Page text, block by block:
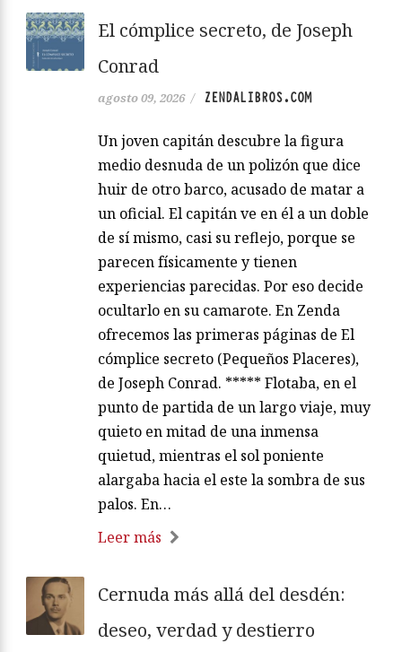
El cómplice secreto, de Joseph
Conrad
agosto 09, 2026 / ZENDALIBROS.COM
Un joven capitán descubre la figura
medio desnuda de un polizón que dice
huir de otro barco, acusado de matar a
un oficial. El capitán ve en él a un doble
de sí mismo, casi su reflejo, porque se
parecen físicamente y tienen
experiencias parecidas. Por eso decide
ocultarlo en su camarote. En Zenda
ofrecemos las primeras páginas de El
cómplice secreto (Pequeños Placeres),
de Joseph Conrad. ***** Flotaba, en el
punto de partida de un largo viaje, muy
quieto en mitad de una inmensa
quietud, mientras el sol poniente
alargaba hacia el este la sombra de sus
palos. En…
Leer más
Cernuda más allá del desdén:
deseo, verdad y destierro